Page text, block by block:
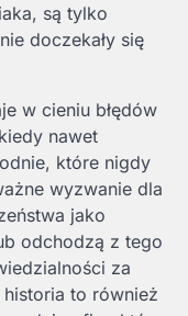
są tylko
doczekały się
w cieniu błędów
nawet
które nigdy
wyzwanie dla
jako
odchodzą z tego
za
to również